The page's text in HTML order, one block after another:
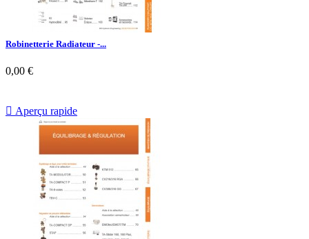
Robinetterie Radiateur -...
0,00 €
 Aperçu rapide